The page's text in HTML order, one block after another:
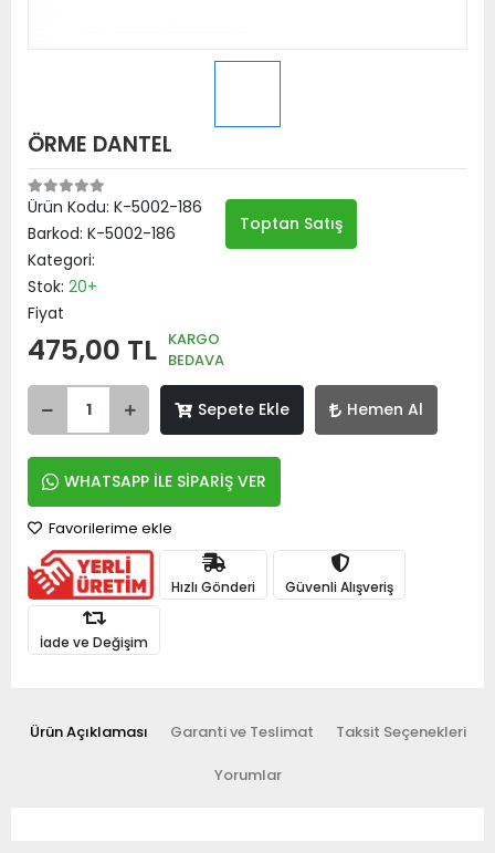
ÖRME DANTEL
Ürün Kodu: K-5002-186
Barkod: K-5002-186
Kategori:
Stok: 20+
Fiyat
475,00 TL KARGO
BEDAVA
Sepete Ekle Hemen Al
WHATSAPP İLE SİPARİŞ VER
Toptan Satış
Favorilerime ekle
Hızlı Gönderi Güvenli Alışveriş
İade ve Değişim
Ürün Açıklaması Garanti ve Teslimat Taksit Seçenekleri
Yorumlar